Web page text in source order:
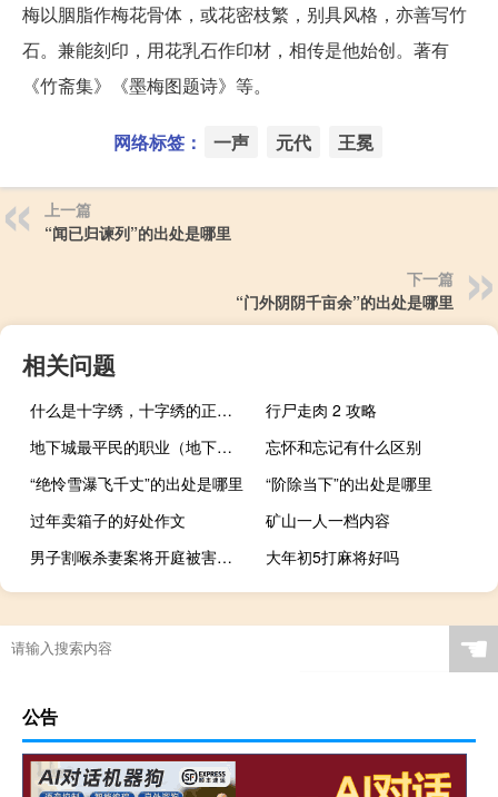
梅以胭脂作梅花骨体，或花密枝繁，别具风格，亦善写竹
石。兼能刻印，用花乳石作印材，相传是他始创。著有
《竹斋集》《墨梅图题诗》等。
网络标签： 一声 元代 王冕
上一篇
“闻已归谏列”的出处是哪里
下一篇
“门外阴阴千亩余”的出处是哪里
相关问题
什么是十字绣，十字绣的正确绣法是怎样绣的？
行尸走肉 2 攻略
地下城最平民的职业（地下城与勇士哪个职业适合平民）
忘怀和忘记有什么区别
“绝怜雪瀑飞千丈”的出处是哪里
“阶除当下”的出处是哪里
过年卖箱子的好处作文
矿山一人一档内容
男子割喉杀妻案将开庭被害人父母：他多次家暴妻子当着4岁儿子的面行凶 到底什么情况呢
大年初5打麻将好吗
生孩子五险能报销多少
☚
公告